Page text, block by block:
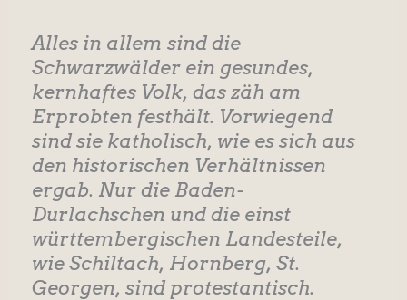
Alles in allem sind die
Schwarzwälder ein gesundes,
kernhaftes Volk, das zäh am
Erprobten festhält. Vorwiegend
sind sie katholisch, wie es sich aus
den historischen Verhältnissen
ergab. Nur die Baden-
Durlachschen und die einst
württembergischen Landesteile,
wie Schiltach, Hornberg, St.
Georgen, sind protestantisch.